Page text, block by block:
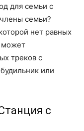
для семьи с
семьи?
нет равных
может
треков с
или
с